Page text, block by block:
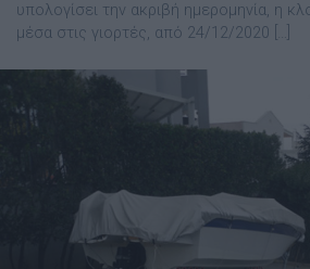
υπολογίσει την ακριβή ημερομηνία, η
μέσα στις γιορτές, από 24/12/2020 […]